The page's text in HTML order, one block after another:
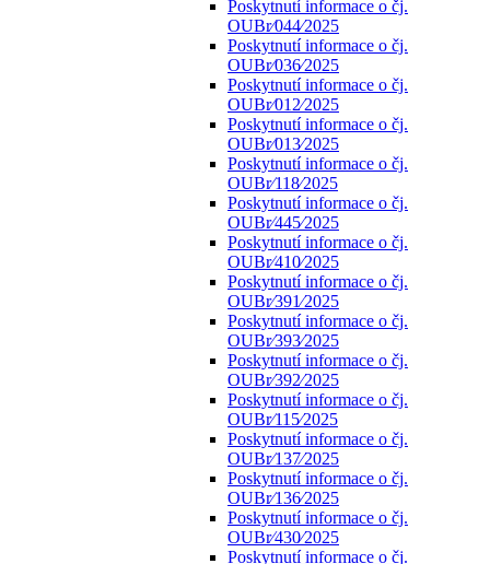
Poskytnutí informace o čj.
OUBr⁄044⁄2025
Poskytnutí informace o čj.
OUBr⁄036⁄2025
Poskytnutí informace o čj.
OUBr⁄012⁄2025
Poskytnutí informace o čj.
OUBr⁄013⁄2025
Poskytnutí informace o čj.
OUBr⁄118⁄2025
Poskytnutí informace o čj.
OUBr⁄445⁄2025
Poskytnutí informace o čj.
OUBr⁄410⁄2025
Poskytnutí informace o čj.
OUBr⁄391⁄2025
Poskytnutí informace o čj.
OUBr⁄393⁄2025
Poskytnutí informace o čj.
OUBr⁄392⁄2025
Poskytnutí informace o čj.
OUBr⁄115⁄2025
Poskytnutí informace o čj.
OUBr⁄137⁄2025
Poskytnutí informace o čj.
OUBr⁄136⁄2025
Poskytnutí informace o čj.
OUBr⁄430⁄2025
Poskytnutí informace o čj.